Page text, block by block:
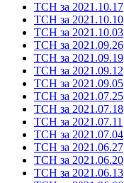
ТСН за 2021.10.17
ТСН за 2021.10.10
ТСН за 2021.10.03
ТСН за 2021.09.26
ТСН за 2021.09.19
ТСН за 2021.09.12
ТСН за 2021.09.05
ТСН за 2021.07.25
ТСН за 2021.07.18
ТСН за 2021.07.11
ТСН за 2021.07.04
ТСН за 2021.06.27
ТСН за 2021.06.20
ТСН за 2021.06.13